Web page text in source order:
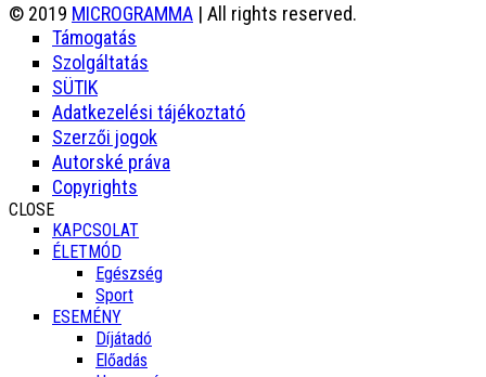
© 2019 MICROGRAMMA | All rights reserved.
Támogatás
Szolgáltatás
SÜTIK
Adatkezelési tájékoztató
Szerzői jogok
Autorské práva
Copyrights
CLOSE
KAPCSOLAT
ÉLETMÓD
Egészség
Sport
ESEMÉNY
Díjátadó
Előadás